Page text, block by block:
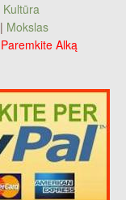
Kultūra
| Mokslas
Paremkite Alką